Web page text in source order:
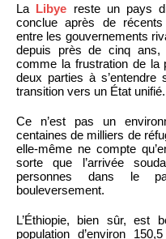
La Libye reste un pays
conclue après de
entre les gouvernements
depuis près de cinq ans,
comme la frustration de la
deux parties à
transition vers un État unifié.
Ce n’est pas un
centaines de milliers de
elle-même ne compte
sorte que l’arrivée
personnes dans le
bouleversement.
L’Éthiopie, bien sûr, est
population d’environ